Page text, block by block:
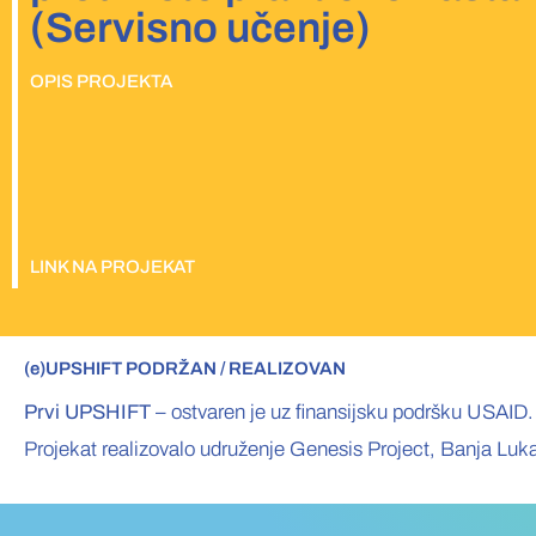
(Servisno učenje)
OPIS PROJEKTA
LINK NA PROJEKAT
(e)UPSHIFT PODRŽAN / REALIZOVAN
Prvi UPSHIFT – ostvaren je uz finansijsku podršku USAID.
Projekat realizovalo udruženje Genesis Project, Banja